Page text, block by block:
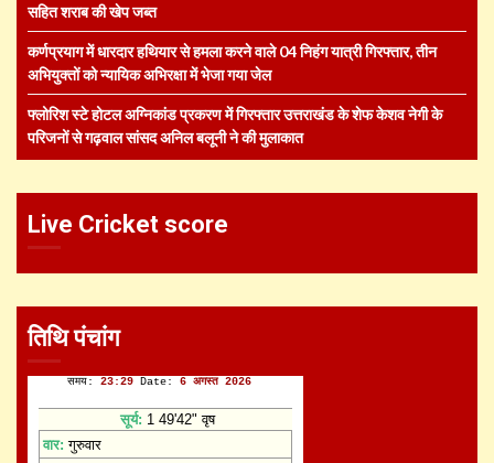
सहित शराब की खेप जब्त
कर्णप्रयाग में धारदार हथियार से हमला करने वाले 04 निहंग यात्री गिरफ्तार, तीन
अभियुक्तों को न्यायिक अभिरक्षा में भेजा गया जेल
फ्लोरिश स्टे होटल अग्निकांड प्रकरण में गिरफ्तार उत्तराखंड के शेफ केशव नेगी के
परिजनों से गढ़वाल सांसद अनिल बलूनी ने की मुलाकात
Live Cricket score
तिथि पंचांग